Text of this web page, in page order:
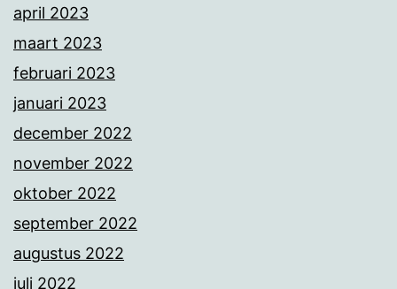
april 2023
maart 2023
februari 2023
januari 2023
december 2022
november 2022
oktober 2022
september 2022
augustus 2022
juli 2022